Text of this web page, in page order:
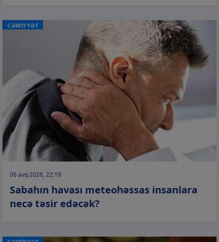
CƏMİYYƏT
06 avq 2026, 22:19
Sabahın havası meteohəssas insanlara
necə təsir edəcək?